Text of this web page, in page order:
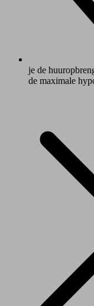
je de
de maximale